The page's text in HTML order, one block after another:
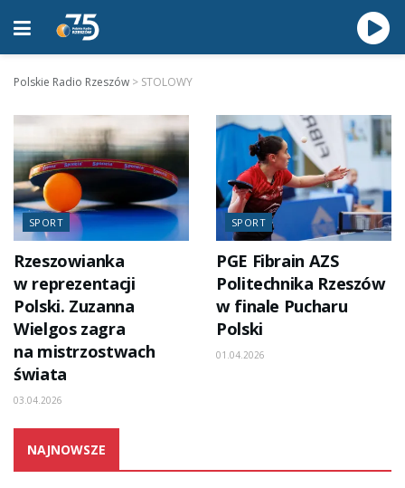
Polskie Radio Rzeszów > STOLOWY
SPORT
Rzeszowianka
w reprezentacji
Polski. Zuzanna
Wielgos zagra
na mistrzostwach
świata
03.04.2026
SPORT
PGE Fibrain AZS
Politechnika Rzeszów
w finale Pucharu
Polski
01.04.2026
NAJNOWSZE